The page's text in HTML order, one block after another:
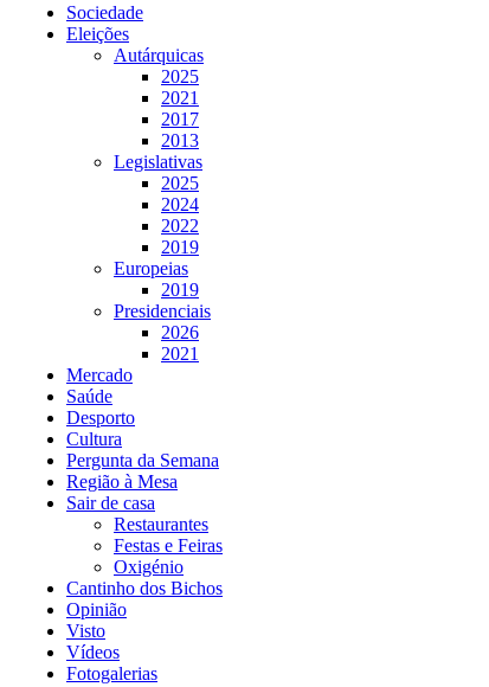
Sociedade
Eleições
Autárquicas
2025
2021
2017
2013
Legislativas
2025
2024
2022
2019
Europeias
2019
Presidenciais
2026
2021
Mercado
Saúde
Desporto
Cultura
Pergunta da Semana
Região à Mesa
Sair de casa
Restaurantes
Festas e Feiras
Oxigénio
Cantinho dos Bichos
Opinião
Visto
Vídeos
Fotogalerias